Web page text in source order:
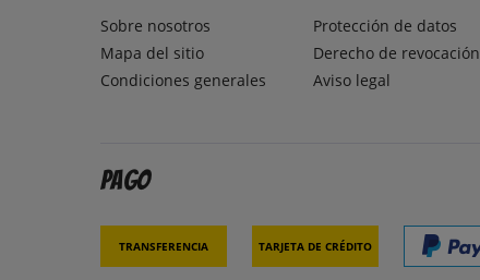
Sobre nosotros
Mapa del sitio
Condiciones generales
Protección de datos
Derecho de revocación
Aviso legal
Pago
Transferencia Tarjeta de crédito